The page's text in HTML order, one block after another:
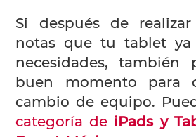
Si después de
notas que tu tablet
necesidades, también
buen momento para
cambio de equipo.
categoría de iPads y